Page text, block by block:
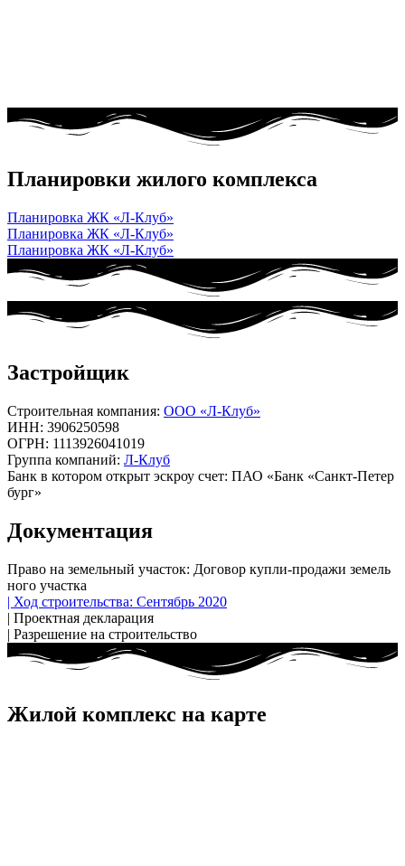
Планировки жилого комплекса
Планировка ЖК «Л-Клуб»
Планировка ЖК «Л-Клуб»
Планировка ЖК «Л-Клуб»
Застройщик
Строительная компания: ООО «Л-Клуб»
ИНН: 3906250598
ОГРН: 1113926041019
Группа компаний: Л-Клуб
Банк в котором открыт эскроу счет: ПАО «Банк «Санкт-Пе​тер​
бург»
Документация
Право на земельный участок: До​говор куп​ли-про​дажи зе​мель​
но​го учас​тка
| Ход строительства: Сентябрь 2020
| Проектная декларация
| Разрешение на строительство
Жилой комплекс на карте